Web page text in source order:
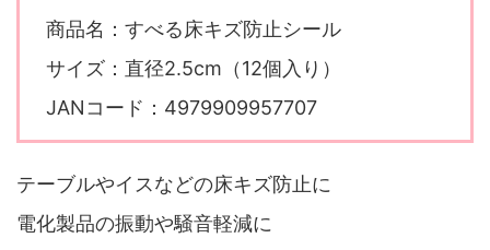
商品名：すべる床キズ防止シール
サイズ：直径2.5cm（12個入り）
JANコード：4979909957707
テーブルやイスなどの床キズ防止に
電化製品の振動や騒音軽減に